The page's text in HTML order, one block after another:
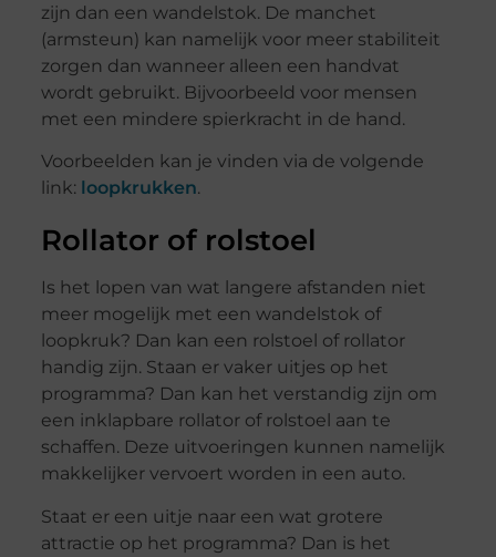
zijn dan een wandelstok. De manchet
(armsteun) kan namelijk voor meer stabiliteit
zorgen dan wanneer alleen een handvat
wordt gebruikt. Bijvoorbeeld voor mensen
met een mindere spierkracht in de hand.
Voorbeelden kan je vinden via de volgende
link: loopkrukken.
Rollator of rolstoel
Is het lopen van wat langere afstanden niet
meer mogelijk met een wandelstok of
loopkruk? Dan kan een rolstoel of rollator
handig zijn. Staan er vaker uitjes op het
programma? Dan kan het verstandig zijn om
een inklapbare rollator of rolstoel aan te
schaffen. Deze uitvoeringen kunnen namelijk
makkelijker vervoert worden in een auto.
Staat er een uitje naar een wat grotere
attractie op het programma? Dan is het